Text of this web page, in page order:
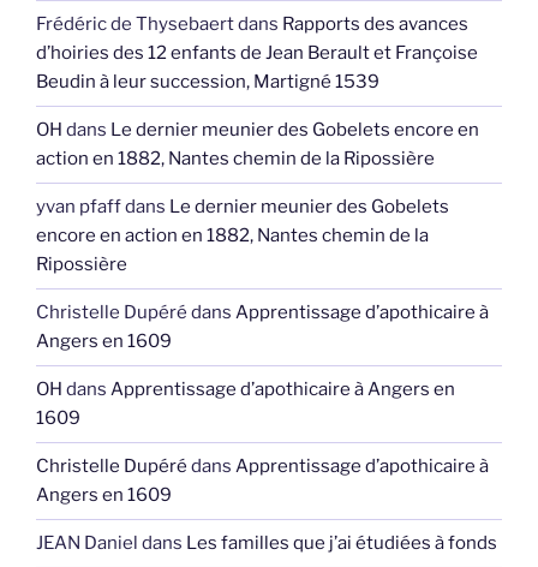
Frédéric de Thysebaertdans Rapports des avances
d’hoiries des 12 enfants de Jean Berault et Françoise
Beudin à leur succession, Martigné 1539
OH dans Le dernier meunier des Gobelets encore en
action en 1882, Nantes chemin de la Ripossière
yvan pfaffdans Le dernier meunier des Gobelets
encore en action en 1882, Nantes chemin de la
Ripossière
Christelle Dupéré dans Apprentissage d’apothicaire à
Angers en 1609
OH dans Apprentissage d’apothicaire à Angers en
1609
Christelle Dupéré dans Apprentissage d’apothicaire à
Angers en 1609
JEAN Daniel dans Les familles que j’ai étudiées à fonds